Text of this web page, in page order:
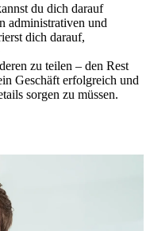
du dich darauf
administrativen und
dich darauf,
zu teilen – den Rest
Geschäft erfolgreich und
sorgen zu müssen.